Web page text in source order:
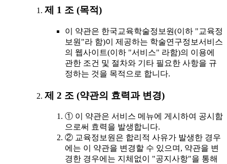
제 1 조 (목적)
이 약관은 한국교육학술정보원(이하 "교육정
보원"라 함)이 제공하는 학술연구정보서비스
의 웹사이트(이하 "서비스" 라함)의 이용에
관한 조건 및 절차와 기타 필요한 사항을 규
정하는 것을 목적으로 합니다.
제 2 조 (약관의 효력과 변경)
① 이 약관은 서비스 메뉴에 게시하여 공시함
으로써 효력을 발생합니다.
② 교육정보원은 합리적 사유가 발생한 경우
에는 이 약관을 변경할 수 있으며, 약관을 변
경한 경우에는 지체없이 "공지사항"을 통해